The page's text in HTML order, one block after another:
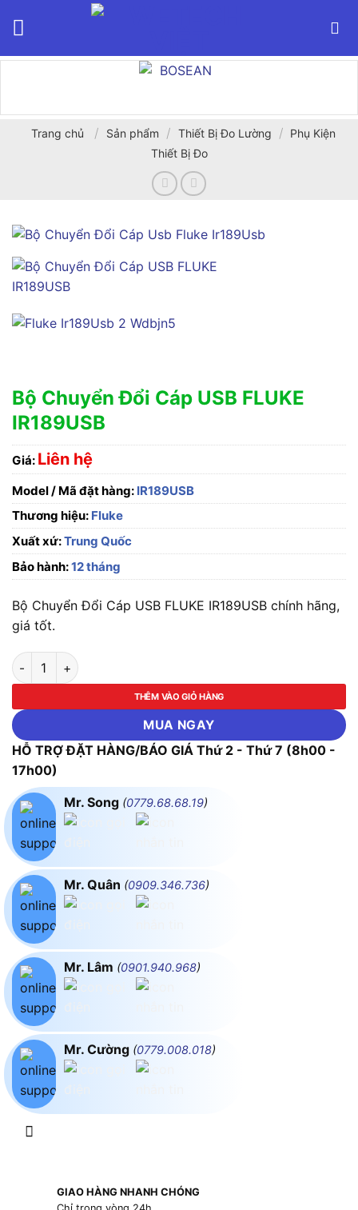
Trang chủ / Sản phẩm / Thiết Bị Đo Lường / Phụ Kiện
Thiết Bị Đo
Bộ Chuyển Đổi Cáp USB FLUKE
IR189USB
Giá: Liên hệ
Model / Mã đặt hàng: IR189USB
Thương hiệu: Fluke
Xuất xứ:Trung Quốc
Bảo hành:12 tháng
Bộ Chuyển Đổi Cáp USB FLUKE IR189USB chính hãng,
giá tốt.
Bộ Chuyển Đổi Cáp USB FLUKE IR189USB số lượng
THÊM VÀO GIỎ HÀNG
MUA NGAY
HỖ TRỢ ĐẶT HÀNG/BÁO GIÁ Thứ 2 - Thứ 7 (8h00 -
17h00)
Mr. Song (0779.68.68.19)
Mr. Quân (0909.346.736)
Mr. Lâm (0901.940.968)
Mr. Cường (0779.008.018)
GIAO HÀNG NHANH CHÓNG